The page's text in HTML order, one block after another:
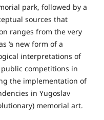
park, followed by a
sources that
ranges from the very
‘a new form of a
interpretations of
competitions in
the implementation of
in Yugoslav
memorial art.